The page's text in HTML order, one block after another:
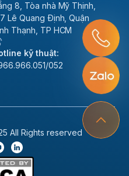
8, Tòa nhà Mỹ Thịnh,
Lê Quang Định, Quận
Thạnh, TP HCM
kỹ thuật:
052
All Rights reserved